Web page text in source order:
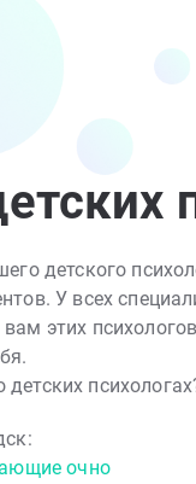
детского
У всех
этих
детских
очно